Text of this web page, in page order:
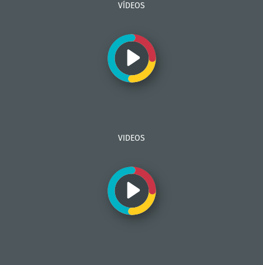
VÍDEOS
VIDEOS